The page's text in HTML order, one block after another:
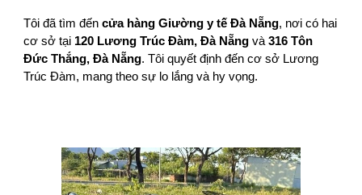
Tôi đã tìm đếncửa hàng Giường y tế Đà Nẵng, nơi có hai
cơ sở tại 120 Lương Trúc Đàm, Đà Nẵng và316 Tôn
Đức Thắng, Đà Nẵng. Tôi quyết định đến cơ sở Lương
Trúc Đàm, mang theo sự lo lắng và hy vọng.